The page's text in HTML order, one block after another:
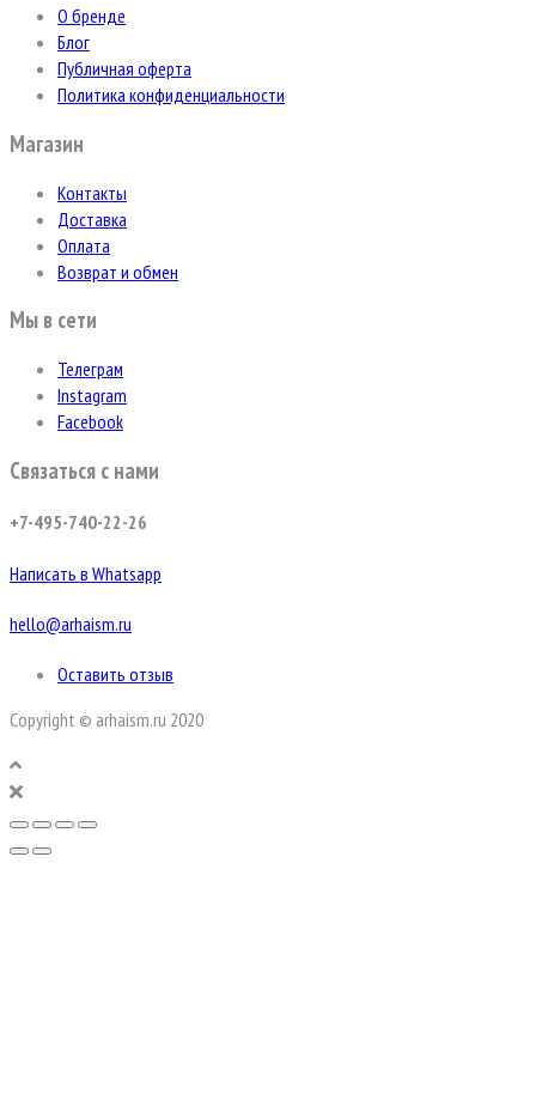
О бренде
Блог
Публичная оферта
Политика конфиденциальности
Магазин
Контакты
Доставка
Оплата
Возврат и обмен
Мы в сети
Телеграм
Instagram
Facebook
Связаться с нами
+7-495-740-22-26
Написать в Whatsapp
hello@arhaism.ru
Оставить отзыв
Copyright © arhaism.ru 2020